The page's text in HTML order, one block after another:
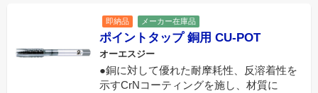
即納品 メーカー在庫品
ポイントタップ 銅用 CU-POT
オーエスジー
●銅に対して優れた耐摩耗性、反溶着性を
示すCrNコーティングを施し、材質に